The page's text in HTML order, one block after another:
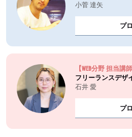
小菅 達矢
プ
【WEB分野 担当講師
フリーランスデザ
石井 愛
プ